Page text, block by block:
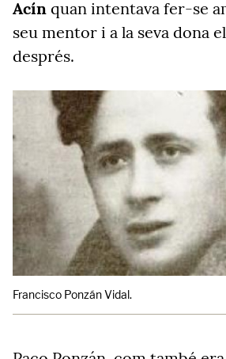
Acín quan intentava fer-se
seu mentor i a la seva dona
després.
Francisco Ponzán Vidal.